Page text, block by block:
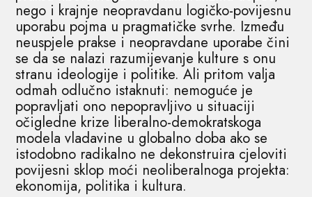
nego i krajnje neopravdanu logičko-povijesnu
uporabu pojma u pragmatičke svrhe. Između
neuspjele prakse i neopravdane uporabe čini
se da se nalazi razumijevanje kulture s onu
stranu ideologije i politike. Ali pritom valja
odmah odlučno istaknuti: nemoguće je
popravljati ono nepopravljivo u situaciji
očigledne krize liberalno-demokratskoga
modela vladavine u globalno doba ako se
istodobno radikalno ne dekonstruira cjeloviti
povijesni sklop moći neoliberalnoga projekta:
ekonomija, politika i kultura.